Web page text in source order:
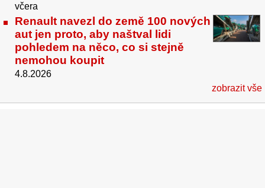
včera
Renault navezl do země 100 nových
aut jen proto, aby naštval lidi
pohledem na něco, co si stejně
nemohou koupit
4.8.2026
zobrazit vše